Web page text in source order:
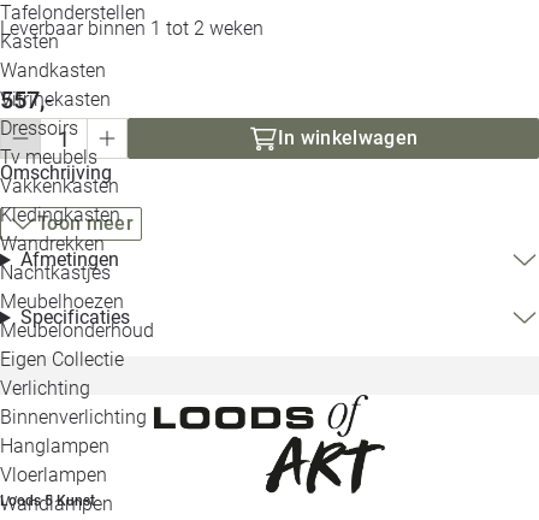
Tafelonderstellen
Kasten
Wandkasten
Vitrinekasten
Dressoirs
Tv meubels
Vakkenkasten
Kledingkasten
Wandrekken
Nachtkastjes
Meubelhoezen
Meubelonderhoud
Eigen Collectie
Verlichting
Binnenverlichting
Hanglampen
Vloerlampen
Wandlampen
Leverbaar binnen 1 tot 2 weken
557,-
In winkelwagen
Omschrijving
Toon meer
Afmetingen
Specificaties
Loods 5 Kunst